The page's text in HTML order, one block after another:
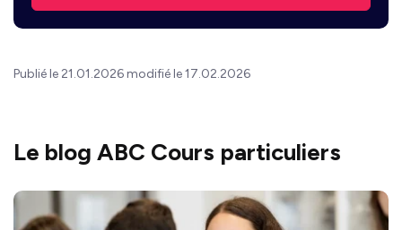
Publié le 21.01.2026 modifié le 17.02.2026
Le blog ABC Cours particuliers